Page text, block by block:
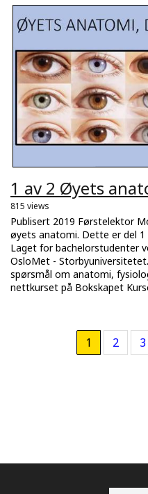
1 av 2 Øyets
815 views
Publisert 2019 Førstelektor
øyets anatomi. Dette er del
Laget for bachelorstudenter
OsloMet -
spørsmål om anatomi,
nettkurset på Bokskapet
1 2 3